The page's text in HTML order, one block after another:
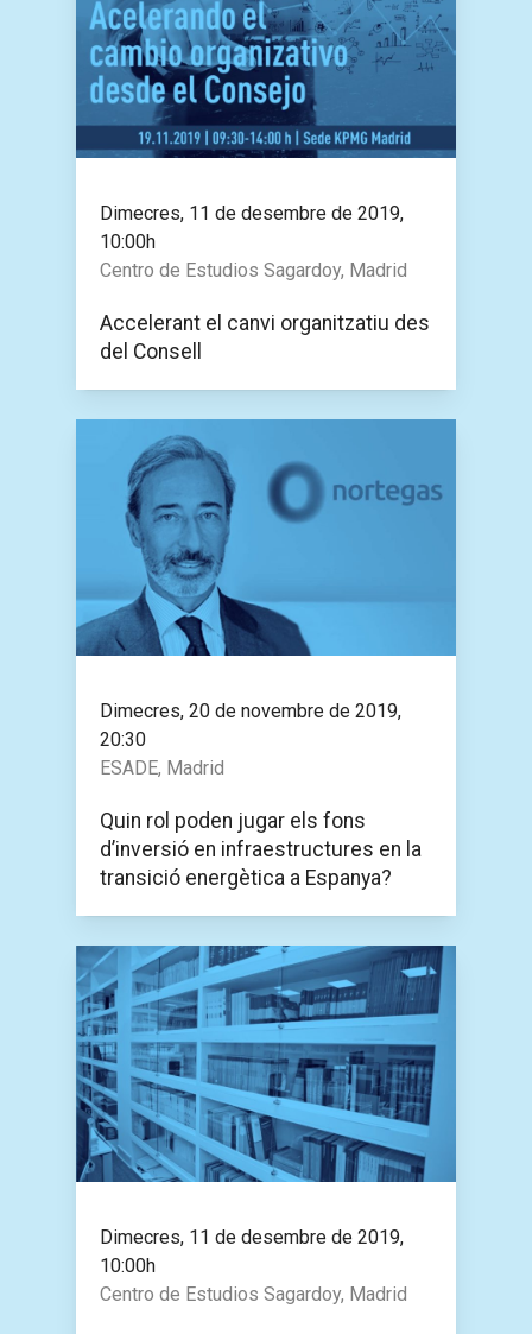
Dimecres, 11 de desembre de 2019,
10:00h
Centro de Estudios Sagardoy, Madrid
Accelerant el canvi organitzatiu des
del Consell
Dimecres, 20 de novembre de 2019,
20:30
ESADE, Madrid
Quin rol poden jugar els fons
d’inversió en infraestructures en la
transició energètica a Espanya?
Dimecres, 11 de desembre de 2019,
10:00h
Centro de Estudios Sagardoy, Madrid